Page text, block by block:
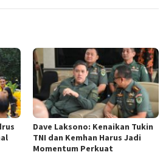
Dave Laksono: Kenaikan Tukin
TNI dan Kemhan Harus Jadi
Momentum Perkuat